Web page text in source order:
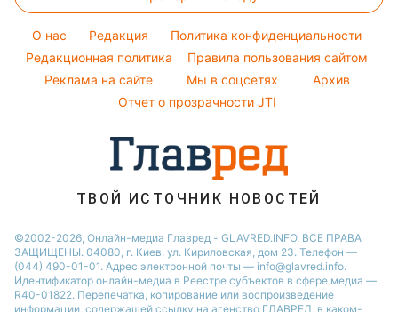
Настя Каменских
Новости Одессы
Курс валют
Погода на сегодня
Погода на завтра
Пылевая буря
O нас Редакция
Политика конфиденциальности
Редакционная политика
Правила пользования сайтом
Реклама на сайте
Мы в соцсетях
Архив
Отчет о прозрачности JTI
ТВОЙ ИСТОЧНИК НОВОСТЕЙ
©2002-2026, Онлайн-медиа Главред - GLAVRED.INFO. ВСЕ ПРАВА
ЗАЩИЩЕНЫ. 04080, г. Киев, ул. Кириловская, дом 23. Телефон —
(044) 490-01-01. Адрес электронной почты — info@glavred.info.
Идентификатор онлайн-медиа в Реестре cубъектов в сфере медиа —
R40-01822. Перепечатка, копирование или воспроизведение
информации, содержащей ссылку на агенство ГЛАВРЕД, в каком-